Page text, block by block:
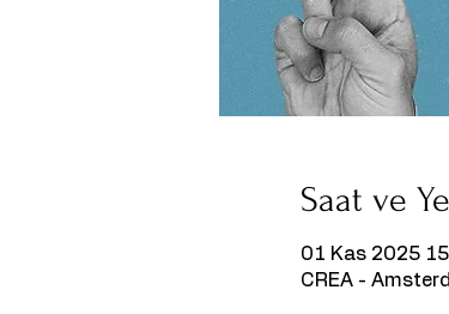
Saat ve
01 Kas 2025
CREA -